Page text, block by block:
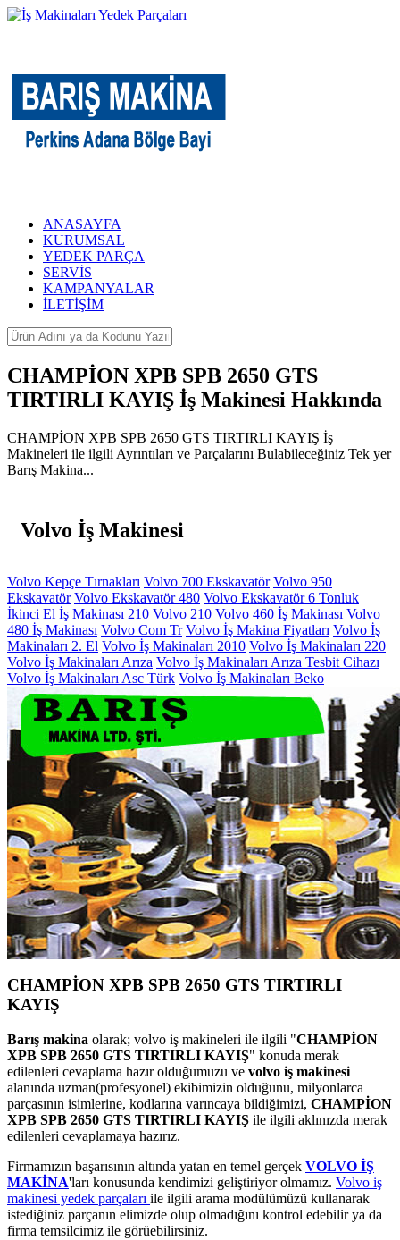
ANASAYFA
KURUMSAL
YEDEK PARÇA
SERVİS
KAMPANYALAR
İLETİŞİM
CHAMPİON XPB SPB 2650 GTS
TIRTIRLI KAYIŞ İş Makinesi Hakkında
CHAMPİON XPB SPB 2650 GTS TIRTIRLI KAYIŞ İş
Makineleri ile ilgili Ayrıntıları ve Parçalarını Bulabileceğiniz Tek yer
Barış Makina...
Volvo İş Makinesi
Volvo Kepçe Tırnakları Volvo 700 Ekskavatör Volvo 950
Ekskavatör Volvo Ekskavatör 480 Volvo Ekskavatör 6 Tonluk
İkinci El İş Makinası 210 Volvo 210 Volvo 460 İş Makinası Volvo
480 İş Makinası Volvo Com Tr Volvo İş Makina Fiyatları Volvo İş
Makinaları 2. El Volvo İş Makinaları 2010 Volvo İş Makinaları 220
Volvo İş Makinaları Arıza Volvo İş Makinaları Arıza Tesbit Cihazı
Volvo İş Makinaları Asc Türk Volvo İş Makinaları Beko
CHAMPİON XPB SPB 2650 GTS TIRTIRLI
KAYIŞ
Barış makina olarak; volvo iş makineleri ile ilgili "CHAMPİON
XPB SPB 2650 GTS TIRTIRLI KAYIŞ" konuda merak
edilenleri cevaplama hazır olduğumuzu ve volvo iş makinesi
alanında uzman(profesyonel) ekibimizin olduğunu, milyonlarca
parçasının isimlerine, kodlarına varıncaya bildiğimizi, CHAMPİON
XPB SPB 2650 GTS TIRTIRLI KAYIŞ ile ilgili aklınızda merak
edilenleri cevaplamaya hazırız.
Firmamızın başarısının altında yatan en temel gerçek VOLVO İŞ
MAKİNA'ları konusunda kendimizi geliştiriyor olmamız. Volvo iş
makinesi yedek parçaları ile ilgili arama modülümüzü kullanarak
istediğiniz parçanın elimizde olup olmadığını kontrol edebilir ya da
firma temsilcimiz ile görüebilirsiniz.